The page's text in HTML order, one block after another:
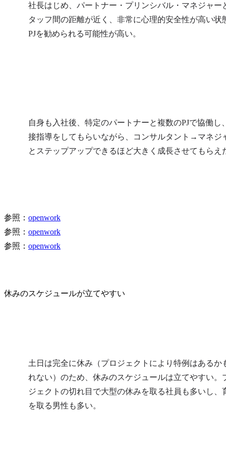
社長はじめ、パートナー・プリンシバル・マネジャー
タッフ間の距離が近く、非常に心理的安全性が高い状
PJを勧められる可能性が高い。
自身も入社後、特定のパートナーと複数のPJで協働し
接指導をしてもらいながら、コンサルタント→マネジ
とステップアップできるほど大きく成長させてもらえ
参照： openwork
参照： openwork
参照： openwork
休みのスケジュールが立てやすい
土日は完全に休み（プロジェクトにより特例はあるか
れない）のため、休みのスケジュールは立てやすい。
ジェクトの切れ目で大型の休みを取る社員も多いし、
を取る男性も多い。